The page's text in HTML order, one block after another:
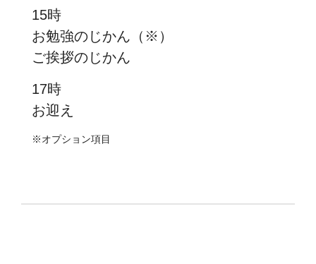
15時
お勉強のじかん（※）
ご挨拶のじかん
17時
お迎え
※オプション項目